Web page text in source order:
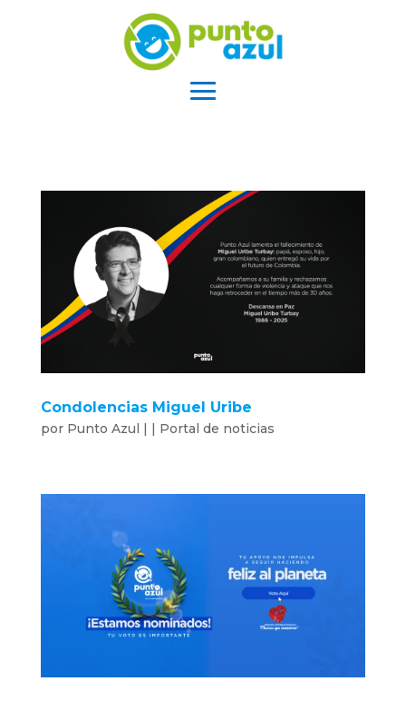
Condolencias Miguel Uribe
por Punto Azul | | Portal de noticias